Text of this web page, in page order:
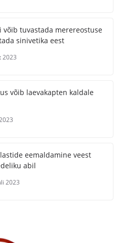
võib tuvastada merereostuse
sinivetika eest
2023
võib laevakapten kaldale
eemaldamine veest
abil
2023